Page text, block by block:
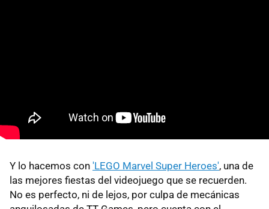
Y lo hacemos con 'LEGO Marvel Super Heroes', una de
las mejores fiestas del videojuego que se recuerden.
No es perfecto, ni de lejos, por culpa de mecánicas